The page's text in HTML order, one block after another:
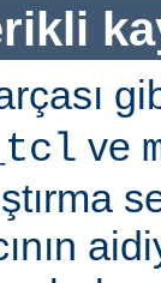
ve